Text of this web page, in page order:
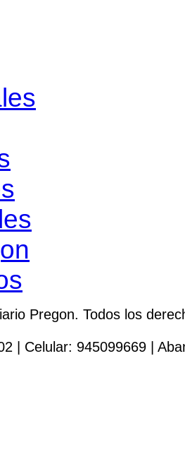
Pregon. Todos los
| Celular: 945099669 |